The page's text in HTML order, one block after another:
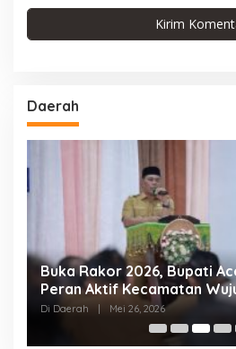
Daerah
Buka Rakor 2026, Bupati
Peran Aktif Kecamatan
Pemerintahan Melayani
Di Daerah Mei 26, 2026